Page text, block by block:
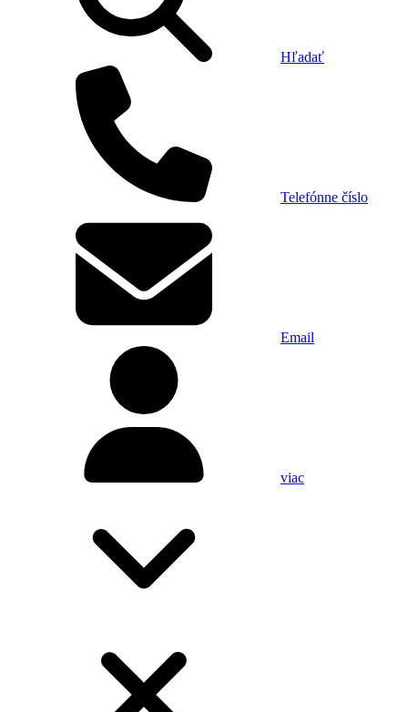
Hľadať
Telefónne číslo
Email
viac